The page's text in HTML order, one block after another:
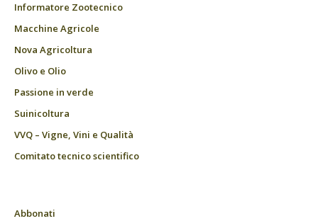
Informatore Zootecnico
Macchine Agricole
Nova Agricoltura
Olivo e Olio
Passione in verde
Suinicoltura
VVQ – Vigne, Vini e Qualità
Comitato tecnico scientifico
Abbonati